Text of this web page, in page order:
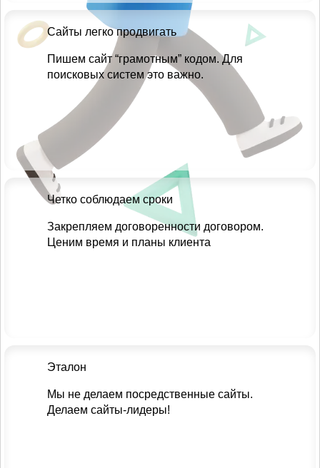
Сайты легко продвигать
Пишем сайт “грамотным” кодом. Для
поисковых систем это важно.
Четко соблюдаем сроки
Закрепляем договоренности договором.
Ценим время и планы клиента
Эталон
Мы не делаем посредственные сайты.
Делаем сайты-лидеры!